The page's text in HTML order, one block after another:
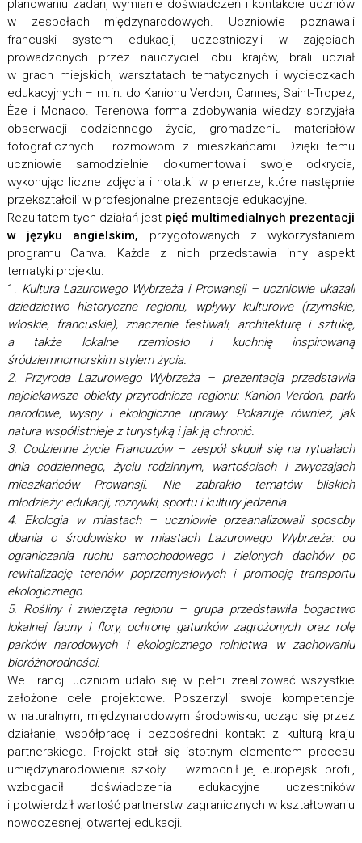
planowaniu zadań, wymianie doświadczeń i kontakcie uczniów
w zespołach międzynarodowych. Uczniowie poznawali
francuski system edukacji, uczestniczyli w zajęciach
prowadzonych przez nauczycieli obu krajów, brali udział
w grach miejskich, warsztatach tematycznych i wycieczkach
edukacyjnych – m.in. do Kanionu Verdon, Cannes, Saint-Tropez,
Èze i Monaco. Terenowa forma zdobywania wiedzy sprzyjała
obserwacji codziennego życia, gromadzeniu materiałów
fotograficznych i rozmowom z mieszkańcami. Dzięki temu
uczniowie samodzielnie dokumentowali swoje odkrycia,
wykonując liczne zdjęcia i notatki w plenerze, które następnie
przekształcili w profesjonalne prezentacje edukacyjne.
Rezultatem tych działań jest pięć multimedialnych prezentacji
w języku angielskim, przygotowanych z wykorzystaniem
programu Canva. Każda z nich przedstawia inny aspekt
tematyki projektu:
1. Kultura Lazurowego Wybrzeża i Prowansji – uczniowie ukazali
dziedzictwo historyczne regionu, wpływy kulturowe (rzymskie,
włoskie, francuskie), znaczenie festiwali, architekturę i sztukę,
a także lokalne rzemiosło i kuchnię inspirowaną
śródziemnomorskim stylem życia.
2. Przyroda Lazurowego Wybrzeża – prezentacja przedstawia
najciekawsze obiekty przyrodnicze regionu: Kanion Verdon, parki
narodowe, wyspy i ekologiczne uprawy. Pokazuje również, jak
natura współistnieje z turystyką i jak ją chronić.
3. Codzienne życie Francuzów – zespół skupił się na rytuałach
dnia codziennego, życiu rodzinnym, wartościach i zwyczajach
mieszkańców Prowansji. Nie zabrakło tematów bliskich
młodzieży: edukacji, rozrywki, sportu i kultury jedzenia.
4. Ekologia w miastach – uczniowie przeanalizowali sposoby
dbania o środowisko w miastach Lazurowego Wybrzeża: od
ograniczania ruchu samochodowego i zielonych dachów po
rewitalizację terenów poprzemysłowych i promocję transportu
ekologicznego.
5. Rośliny i zwierzęta regionu – grupa przedstawiła bogactwo
lokalnej fauny i flory, ochronę gatunków zagrożonych oraz rolę
parków narodowych i ekologicznego rolnictwa w zachowaniu
bioróżnorodności.
We Francji uczniom udało się w pełni zrealizować wszystkie
założone cele projektowe. Poszerzyli swoje kompetencje
w naturalnym, międzynarodowym środowisku, ucząc się przez
działanie, współpracę i bezpośredni kontakt z kulturą kraju
partnerskiego. Projekt stał się istotnym elementem procesu
umiędzynarodowienia szkoły – wzmocnił jej europejski profil,
wzbogacił doświadczenia edukacyjne uczestników
i potwierdził wartość partnerstw zagranicznych w kształtowaniu
nowoczesnej, otwartej edukacji.